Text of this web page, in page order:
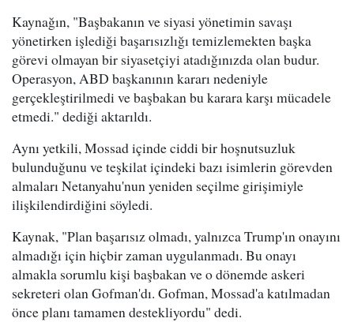
Kaynağın, "Başbakanın ve siyasi yönetimin savaşı
yönetirken işlediği başarısızlığı temizlemekten başka
görevi olmayan bir siyasetçiyi atadığınızda olan budur.
Operasyon, ABD başkanının kararı nedeniyle
gerçekleştirilmedi ve başbakan bu karara karşı mücadele
etmedi." dediği aktarıldı.
Aynı yetkili, Mossad içinde ciddi bir hoşnutsuzluk
bulunduğunu ve teşkilat içindeki bazı isimlerin görevden
almaları Netanyahu'nun yeniden seçilme girişimiyle
ilişkilendirdiğini söyledi.
Kaynak, "Plan başarısız olmadı, yalnızca Trump'ın onayını
almadığı için hiçbir zaman uygulanmadı. Bu onayı
almakla sorumlu kişi başbakan ve o dönemde askeri
sekreteri olan Gofman'dı. Gofman, Mossad'a katılmadan
önce planı tamamen destekliyordu" dedi.